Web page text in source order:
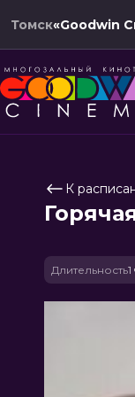
Томск«Goodwin
К
Длительность